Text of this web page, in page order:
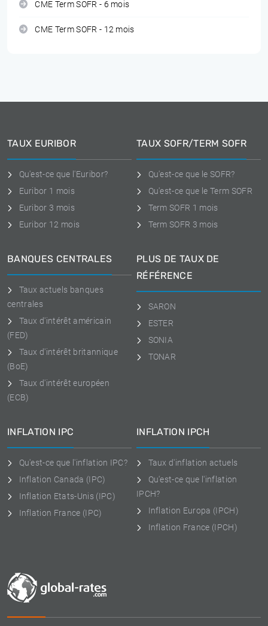
CME Term SOFR - 6 mois
CME Term SOFR - 12 mois
TAUX EURIBOR
Qu'est-ce que l'Euribor?
Euribor 1 mois
Euribor 3 mois
Euribor 12 mois
TAUX SOFR/TERM SOFR
Qu'est-ce que le SOFR?
Qu'est-ce que le Term SOFR
Term SOFR 1 mois
Term SOFR 3 mois
BANQUES CENTRALES
Taux actuels banques
centrales
Taux d'intérêt américain
(FED)
Taux d'intérêt britannique
(BoE)
Taux d'intérêt européen
(ECB)
PLUS DE TAUX DE
RÉFÉRENCE
SARON
ESTER
SONIA
TONAR
INFLATION IPC
Qu'est-ce que l'inflation IPC?
Inflation Canada (IPC)
Inflation Etats-Unis (IPC)
Inflation France (IPC)
INFLATION IPCH
Taux d'inflation actuels
Qu'est-ce que l'inflation
IPCH?
Inflation Europa (IPCH)
Inflation France (IPCH)